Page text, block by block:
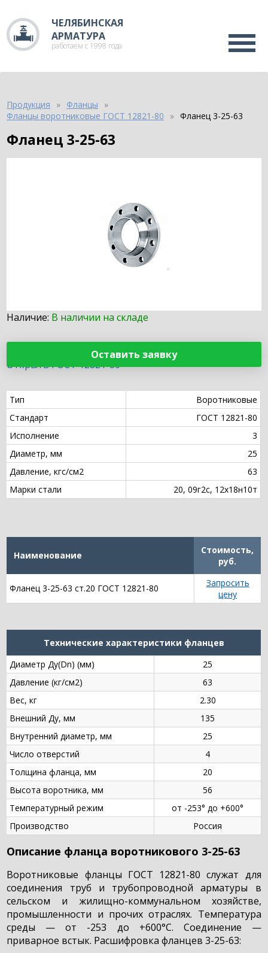
ЧЕЛЯБИНСКАЯ
АРМАТУРА
работаем с 1998 года
Продукция
Фланцы
Фланцы воротниковые ГОСТ 12821-80
Фланец 3-25-63
Фланец 3-25-63
Наличие: В наличии на складе
Оставить заявку
Открыть ГОСТ 12821-80
Тип
Воротниковые
Стандарт
ГОСТ 12821-80
Исполнение
3
Диаметр, мм
25
Давление, кгс/см2
63
Марки стали
20, 09г2с, 12х18н10т
Наименование
Стоимость,
руб.
Фланец 3-25-63 ст.20 ГОСТ 12821-80
Запросить
цену
Технические характеристики фланцев
Диаметр Ду(Dn) (мм)
25
Давление (кг/см2)
63
Вес, кг
2.30
Внешний Ду, мм
135
Внутренний диаметр, мм
25
Число отверстий
4
Толщина фланца, мм
20
Высота воротника, мм
56
Температурный режим
от -253° до +600°
Производство
Россия
Описание фланца воротникового 3-25-63
Воротниковые фланцы ГОСТ 12821-80 служат для
соединения труб и трубопроводной арматуры в
сельском и жилищно-коммунальном хозяйстве,
промышленности и прочих отраслях. Температура
среды — от -253 до +600°С. Соединение —
приварное встык. Расшифровка фланцев 3-25-63: